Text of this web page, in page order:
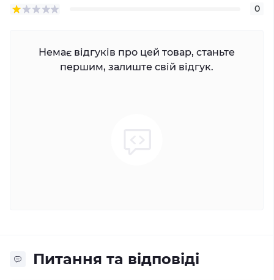
0
Немає відгуків про цей товар, станьте
першим, залиште свій відгук.
Питання та відповіді